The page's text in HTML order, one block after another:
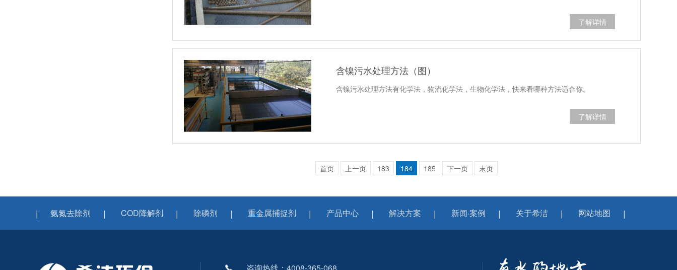
了解详情
含镍污水处理方法（图）
含镍污水处理方法有化学法，物流化学法，生物化学法，快来看哪种方法适合你。
了解详情
首页 上一页 183 184 185 下一页 末页
氨氮去除剂 COD降解剂 除磷剂 重金属捕捉剂 产品中心 解决方案 新闻·案例 关于希洁 网站地图
咨询热线：4008-365-068